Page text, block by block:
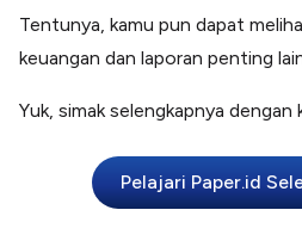
Tentunya, kamu pun dapat
keuangan dan laporan penting
Yuk, simak selengkapnya
Pelajari Paper.id